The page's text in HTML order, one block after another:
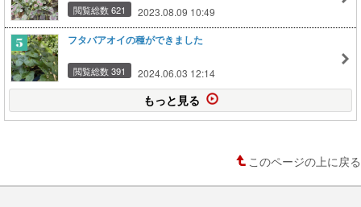
閲覧総数 621 2023.08.09 10:49
フタバアオイの種ができました
閲覧総数 391 2024.06.03 12:14
もっと見る
このページの上に戻る